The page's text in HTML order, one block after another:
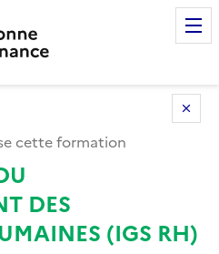
cette formation
DES
(IGS RH)